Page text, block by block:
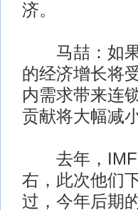
济。
马喆：如果
的经济增长将
内需求带来连
贡献将大幅减小
去年，IMF
右，此次他们
过，今年后期